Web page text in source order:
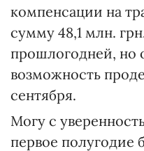
компенсации на
сумму 48,1 млн.
прошлогодней, но
возможность
сентября.
Могу с
первое полугодие